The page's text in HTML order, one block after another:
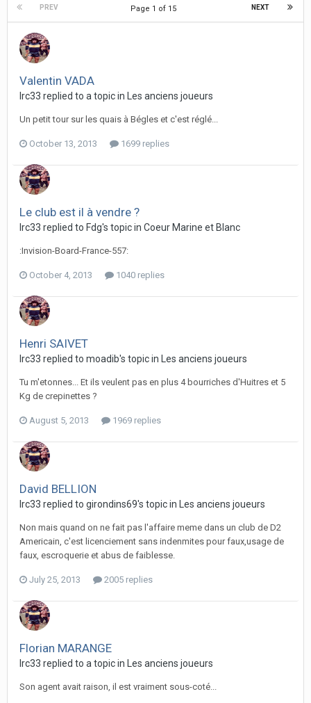
PREV NEXT
Page 1 of 15
Valentin VADA
lrc33 replied to a topic in Les anciens joueurs
Un petit tour sur les quais à Bégles et c'est réglé...
October 13, 2013 1699 replies
Le club est il à vendre ?
lrc33 replied to Fdg's topic in Coeur Marine et Blanc
:Invision-Board-France-557:
October 4, 2013 1040 replies
Henri SAIVET
lrc33 replied to moadib's topic in Les anciens joueurs
Tu m'etonnes... Et ils veulent pas en plus 4 bourriches d'Huitres et 5
Kg de crepinettes ?
August 5, 2013 1969 replies
David BELLION
lrc33 replied to girondins69's topic in Les anciens joueurs
Non mais quand on ne fait pas l'affaire meme dans un club de D2
Americain, c'est licenciement sans indenmites pour faux,usage de
faux, escroquerie et abus de faiblesse.
July 25, 2013 2005 replies
Florian MARANGE
lrc33 replied to a topic in Les anciens joueurs
Son agent avait raison, il est vraiment sous-coté...